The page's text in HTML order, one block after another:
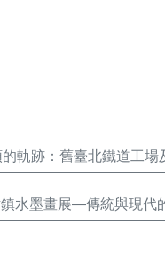
軌跡：舊臺北鐵道工場
水墨畫展—傳統與現代